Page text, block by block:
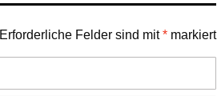
Erforderliche Felder sind mit* markiert